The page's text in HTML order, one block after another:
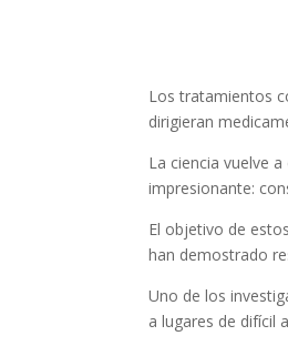
Los tratamientos
dirigieran
La ciencia vuelve
impresionante:
El objetivo de
han demostrado
Uno de los
a lugares de difícil